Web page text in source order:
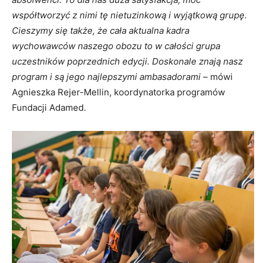
współtworzyć z nimi tę nietuzinkową i wyjątkową grupę.
Cieszymy się także, że cała aktualna kadra
wychowawców naszego obozu to w całości grupa
uczestników poprzednich edycji. Doskonale znają nasz
program i są jego najlepszymi ambasadorami – mówi
Agnieszka Rejer-Mellin, koordynatorka programów
Fundacji Adamed.